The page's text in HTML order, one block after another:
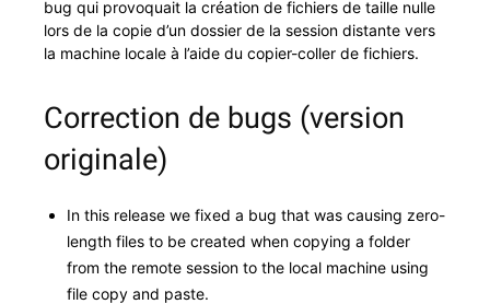
bug qui provo­quait la créa­tion de fichiers de taille nulle
lors de la copie d’un dossier de la ses­sion dis­tante vers
la machine locale à l’aide du copi­er-coller de fichiers.
Correction de bugs (version
originale)
In this release we fixed a bug that was caus­ing zero-
length files to be cre­at­ed when copy­ing a fold­er
from the remote ses­sion to the local machine using
file copy and paste.